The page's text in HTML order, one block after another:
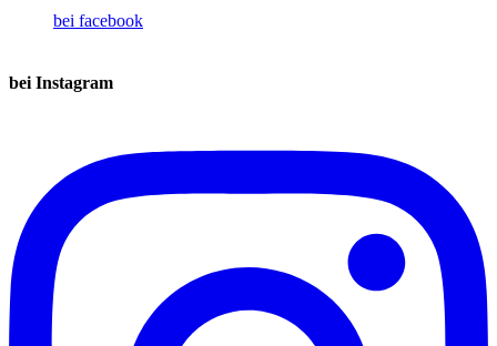
bei facebook
bei Instagram